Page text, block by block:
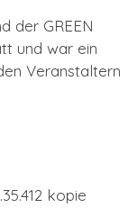
der GREEN
und war ein
Veranstaltern